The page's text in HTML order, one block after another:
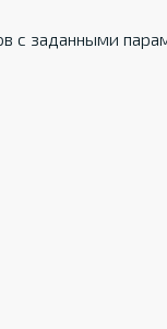
с заданными